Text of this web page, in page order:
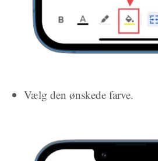
Vælg den ønskede farve.